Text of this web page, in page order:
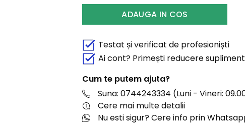
ADAUGA IN COS
Testat și verificat de profesioniști
Ai cont? Primești reducere
Cum te putem ajuta?
Suna: 0744243334 (Luni - Vineri:
Cere mai multe detalii
Nu esti sigur? Cere info prin